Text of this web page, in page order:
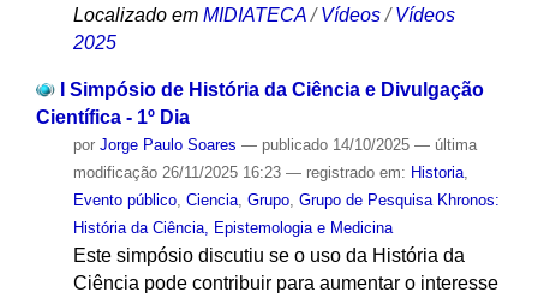
Localizado em MIDIATECA /Vídeos /Vídeos
2025
I Simpósio de História da Ciência e Divulgação
Científica - 1º Dia
por Jorge Paulo Soares — publicado14/10/2025 — última
modificação26/11/2025 16:23 — registrado em: Historia,
Evento público, Ciencia, Grupo, Grupo de Pesquisa Khronos:
História da Ciência, Epistemologia e Medicina
Este simpósio discutiu se o uso da História da
Ciência pode contribuir para aumentar o interesse